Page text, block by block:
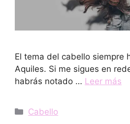
El tema del cabello siempre
Aquiles. Si me sigues en
habrás notado … Leer más
Categorías
Cabello